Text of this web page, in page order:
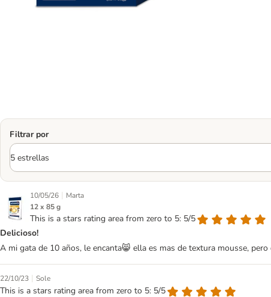
Filtrar por
10/05/26 | Marta
12 x 85 g
This is a stars rating area from zero to 5: 5/5
Delicioso!
A mi gata de 10 años, le encanta😸 ella es mas de textura mousse,
22/10/23 | Sole
This is a stars rating area from zero to 5: 5/5